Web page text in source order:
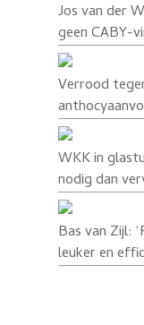
Jos van der
geen CABY-
Verrood
WKK in
nodig dan
Bas van Zijl:
leuker en